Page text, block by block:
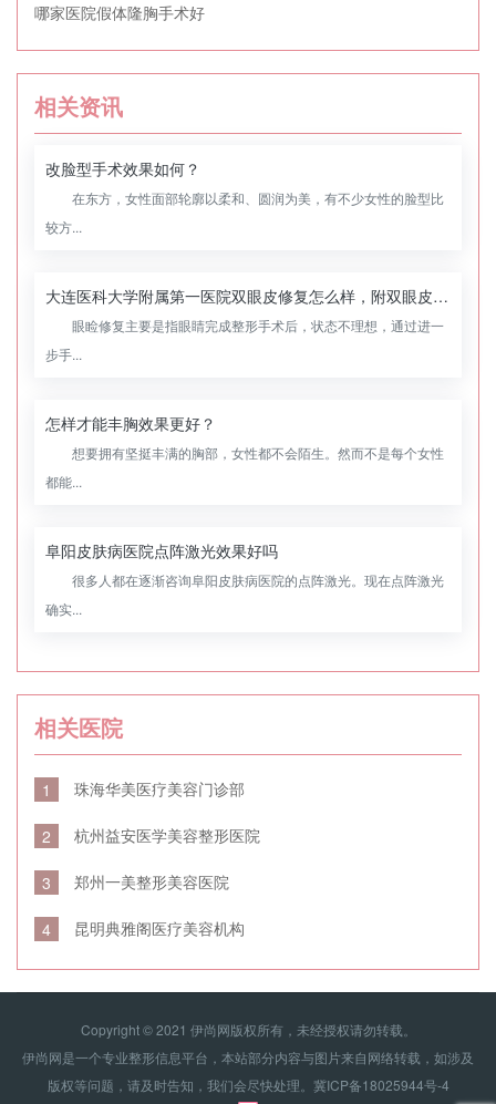
哪家医院假体隆胸手术好
相关资讯
改脸型手术效果如何？
在东方，女性面部轮廓以柔和、圆润为美，有不少女性的脸型比
较方...
大连医科大学附属第一医院双眼皮修复怎么样，附双眼皮修复案例
眼睑修复主要是指眼睛完成整形手术后，状态不理想，通过进一
步手...
怎样才能丰胸效果更好？
想要拥有坚挺丰满的胸部，女性都不会陌生。然而不是每个女性
都能...
阜阳皮肤病医院点阵激光效果好吗
很多人都在逐渐咨询阜阳皮肤病医院的点阵激光。现在点阵激光
确实...
相关医院
1 珠海华美医疗美容门诊部
2 杭州益安医学美容整形医院
3 郑州一美整形美容医院
4 昆明典雅阁医疗美容机构
Copyright © 2021 伊尚网版权所有，未经授权请勿转载。
伊尚网是一个专业整形信息平台，本站部分内容与图片来自网络转载，如涉及
版权等问题，请及时告知，我们会尽快处理。 冀ICP备18025944号-4